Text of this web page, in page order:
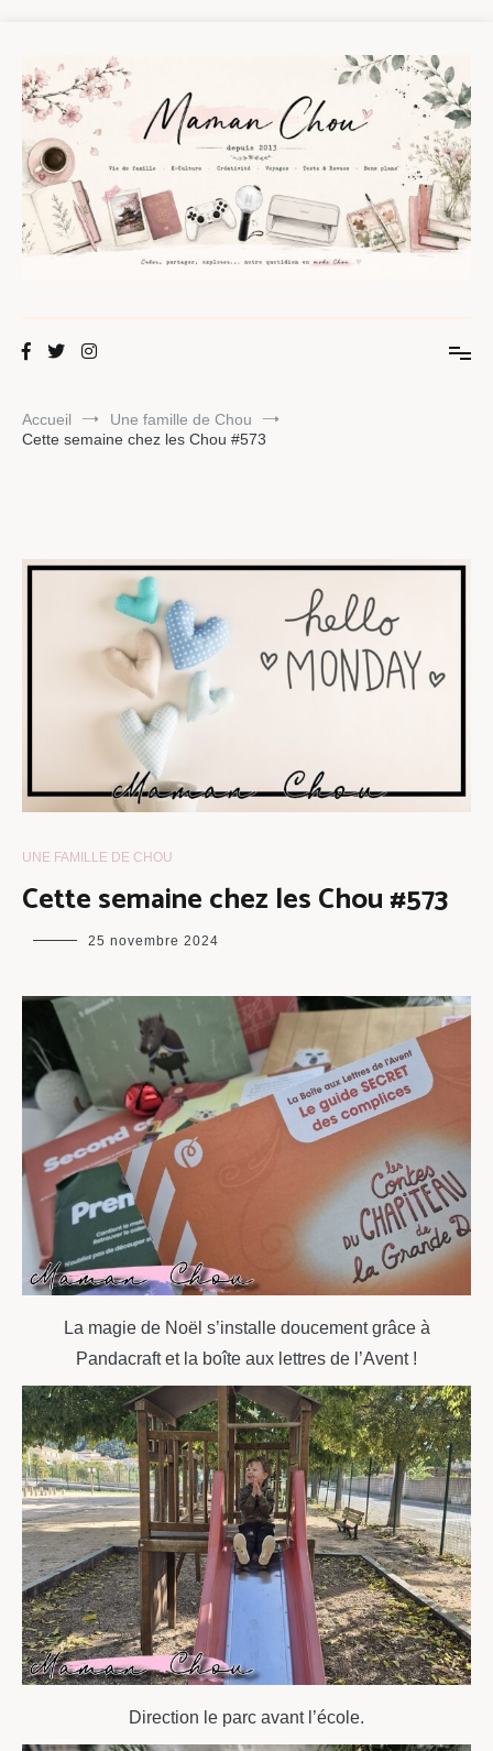
contenu
Maman Chou
Accueil
Une famille de Chou
Cette semaine chez les Chou #573
UNE FAMILLE DE CHOU
Cette semaine chez les Chou #573
maman
25 novembre 2024
La magie de Noël s’installe doucement grâce à
Pandacraft et la boîte aux lettres de l’Avent !
Direction le parc avant l’école.